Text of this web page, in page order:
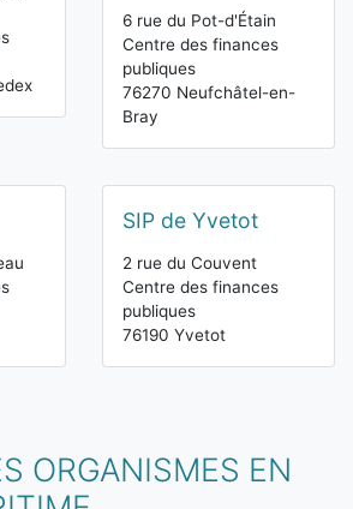
6 rue du Pot-d'Étain
Centre des finances
publiques
76270 Neufchâtel-en-
Bray
SIP de Yvetot
2 rue du Couvent
Centre des finances
publiques
76190 Yvetot
ORGANISMES EN